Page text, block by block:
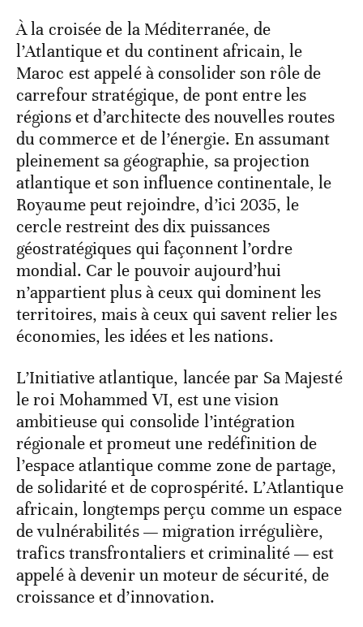
À la croisée de la Méditerranée, de
l’Atlantique et du continent africain, le
Maroc est appelé à consolider son rôle de
carrefour stratégique, de pont entre les
régions et d’architecte des nouvelles routes
du commerce et de l’énergie. En assumant
pleinement sa géographie, sa projection
atlantique et son influence continentale, le
Royaume peut rejoindre, d’ici 2035, le
cercle restreint des dix puissances
géostratégiques qui façonnent l’ordre
mondial. Car le pouvoir aujourd’hui
n’appartient plus à ceux qui dominent les
territoires, mais à ceux qui savent relier les
économies, les idées et les nations.
L’Initiative atlantique, lancée par Sa Majesté
le roi Mohammed VI, est une vision
ambitieuse qui consolide l’intégration
régionale et promeut une redéfinition de
l’espace atlantique comme zone de partage,
de solidarité et de coprospérité. L’Atlantique
africain, longtemps perçu comme un espace
de vulnérabilités — migration irrégulière,
trafics transfrontaliers et criminalité — est
appelé à devenir un moteur de sécurité, de
croissance et d’innovation.